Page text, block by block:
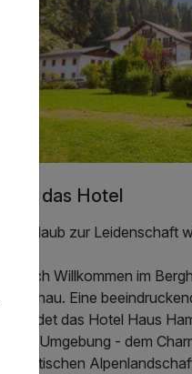
Über das Hotel
Wo Urlaub zur Leidenschaft
Herzlich Willkommen im
in Grainau. Eine
verbindet das Hotel Haus
seiner Umgebung - dem
romantischen